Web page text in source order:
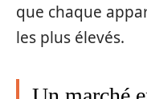
que chaque
les plus élevés.